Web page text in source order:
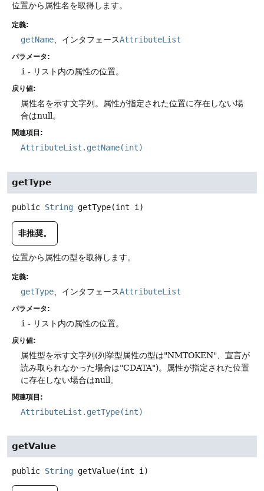
位置から属性名を取得します。
定義:
getName、インタフェースAttributeList
パラメータ:
i - リスト内の属性の位置。
戻り値:
属性名を示す文字列。属性が指定された位置に存在しない場
合はnull。
関連項目:
AttributeList.getName(int)
getType
public String getType(int i)
非推奨。
位置から属性の型を取得します。
定義:
getType 、インタフェースAttributeList
パラメータ:
i - リスト内の属性の位置。
戻り値:
属性型を示す文字列(列挙型属性の型は"NMTOKEN"、宣言が
読み取られなかった場合は"CDATA")。属性が指定された位置
に存在しない場合はnull。
関連項目:
AttributeList.getType(int)
getValue
public String getValue(int i)